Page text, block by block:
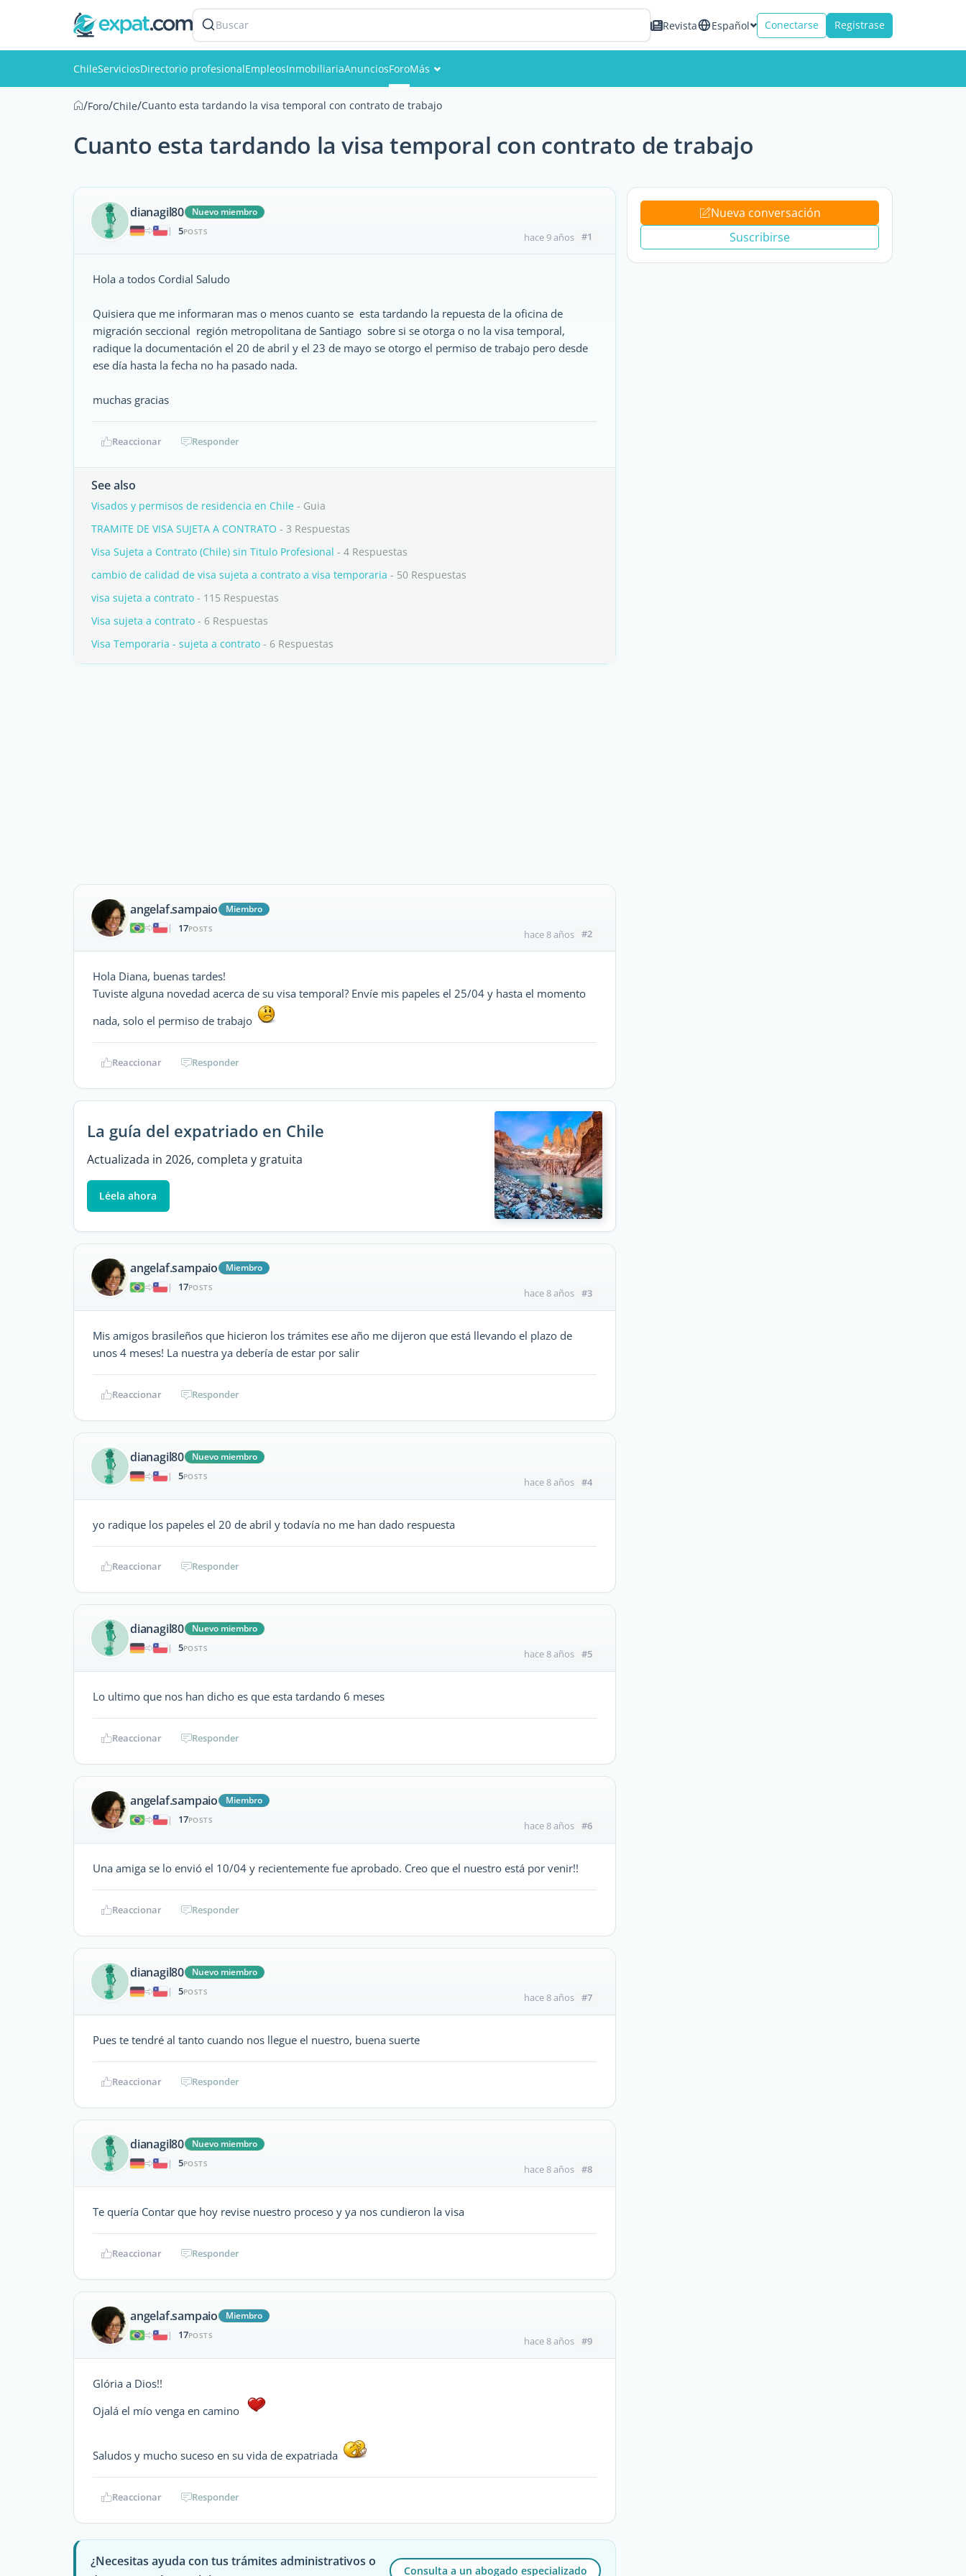
Buscar Revista Español Conectarse Registrase
ChileServiciosDirectorio profesionalEmpleosInmobiliariaAnunciosForoMás
Eventos
/Foro/Chile/Cuanto esta tardando la visa temporal con contrato de trabajo
Cuanto esta tardando la visa temporal con contrato de trabajo
dianagil80
Nuevo miembro
|
5POSTS hace 9 años #1
Hola a todos Cordial Saludo
Quisiera que me informaran mas o menos cuanto se esta tardando la repuesta de la oficina de
migración seccional región metropolitana de Santiago sobre si se otorga o no la visa temporal,
radique la documentación el 20 de abril y el 23 de mayo se otorgo el permiso de trabajo pero desde
ese día hasta la fecha no ha pasado nada.
muchas gracias
Reaccionar Responder
See also
Visados y permisos de residencia en Chile - Guia
TRAMITE DE VISA SUJETA A CONTRATO - 3 Respuestas
Visa Sujeta a Contrato (Chile) sin Titulo Profesional - 4 Respuestas
cambio de calidad de visa sujeta a contrato a visa temporaria - 50 Respuestas
visa sujeta a contrato - 115 Respuestas
Visa sujeta a contrato - 6 Respuestas
Visa Temporaria - sujeta a contrato - 6 Respuestas
angelaf.sampaio
Miembro
|
17POSTS hace 8 años #2
Hola Diana, buenas tardes!
Tuviste alguna novedad acerca de su visa temporal? Envíe mis papeles el 25/04 y hasta el momento
nada, solo el permiso de trabajo
Reaccionar Responder
La guía del expatriado en Chile
Actualizada in 2026, completa y gratuita
Léela ahora
angelaf.sampaio
Miembro
|
17POSTS hace 8 años #3
Mis amigos brasileños que hicieron los trámites ese año me dijeron que está llevando el plazo de
unos 4 meses! La nuestra ya debería de estar por salir
Reaccionar Responder
dianagil80
Nuevo miembro
|
5POSTS hace 8 años #4
yo radique los papeles el 20 de abril y todavía no me han dado respuesta
Reaccionar Responder
dianagil80
Nuevo miembro
|
5POSTS hace 8 años #5
Lo ultimo que nos han dicho es que esta tardando 6 meses
Reaccionar Responder
angelaf.sampaio
Miembro
|
17POSTS hace 8 años #6
Una amiga se lo envió el 10/04 y recientemente fue aprobado. Creo que el nuestro está por venir!!
Reaccionar Responder
dianagil80
Nuevo miembro
|
5POSTS hace 8 años #7
Pues te tendré al tanto cuando nos llegue el nuestro, buena suerte
Reaccionar Responder
dianagil80
Nuevo miembro
|
5POSTS hace 8 años #8
Te quería Contar que hoy revise nuestro proceso y ya nos cundieron la visa
Reaccionar Responder
angelaf.sampaio
Miembro
|
17POSTS hace 8 años #9
Glória a Dios!!
Ojalá el mío venga en camino
Saludos y mucho suceso en su vida de expatriada
Reaccionar Responder
¿Necesitas ayuda con tus trámites administrativos o
Consulta a un abogado especializado
Nueva conversación
Suscribirse